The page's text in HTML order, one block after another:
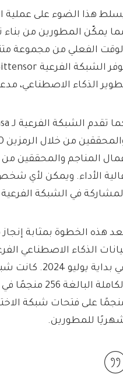
يمكّن المطورين من بناء
الفعلي من مجموعة
الذكاء الاصطناعي،
الأداء. ويمكن لأي
في الشبكة الفرعية 42.
في بداية
للمطورين.